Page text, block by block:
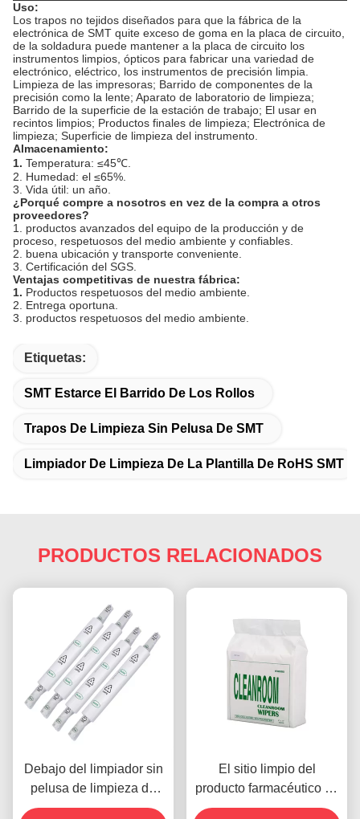
Uso:
Los trapos no tejidos diseñados para que la fábrica de la
electrónica de SMT quite exceso de goma en la placa de circuito,
de la soldadura puede mantener a la placa de circuito los
instrumentos limpios, ópticos para fabricar una variedad de
electrónico, eléctrico, los instrumentos de precisión limpia.
Limpieza de las impresoras; Barrido de componentes de la
precisión como la lente; Aparato de laboratorio de limpieza;
Barrido de la superficie de la estación de trabajo; El usar en
recintos limpios; Productos finales de limpieza; Electrónica de
limpieza; Superficie de limpieza del instrumento.
Almacenamiento:
1. Temperatura: ≤45℃.
2. Humedad: el ≤65%.
3. Vida útil: un año.
¿Porqué compre a nosotros en vez de la compra a otros
proveedores?
1. productos avanzados del equipo de la producción y de
proceso, respetuosos del medio ambiente y confiables.
2. buena ubicación y transporte conveniente.
3. Certificación del SGS.
Ventajas competitivas de nuestra fábrica:
1. Productos respetuosos del medio ambiente.
2. Entrega oportuna.
3. productos respetuosos del medio ambiente.
Etiquetas:
SMT Estarce El Barrido De Los Rollos
Trapos De Limpieza Sin Pelusa De SMT
Limpiador De Limpieza De La Plantilla De RoHS SMT
PRODUCTOS RELACIONADOS
Debajo del limpiador sin
pelusa de limpieza de
Rolls del limpiador de la
El sitio limpio del
producto farmacéutico de
la electrónica limpia el